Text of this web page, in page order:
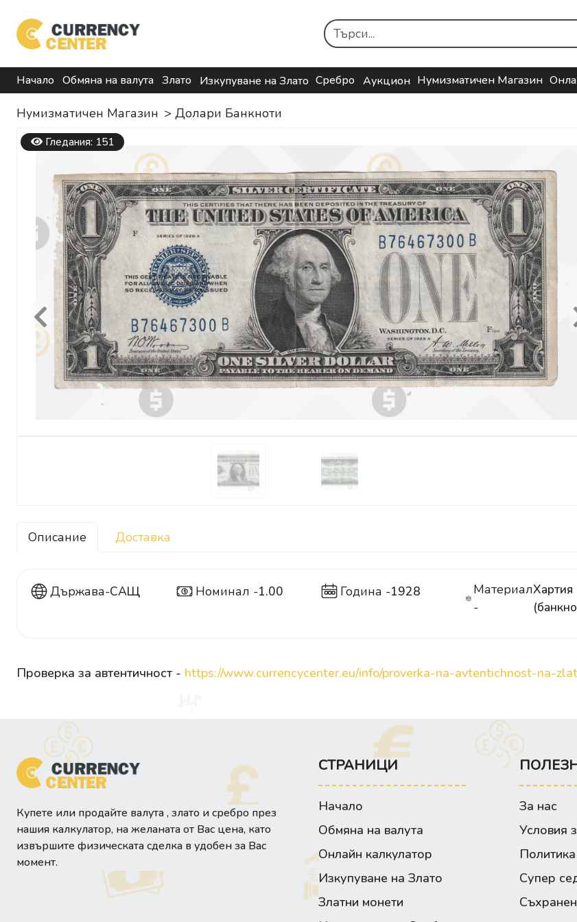
Начало Обмяна на валута Злато Изкупуване на Злато Сребро Аукцион Нумизматичен Магазин
Нумизматичен Магазин > Долари Банкноти
Гледания: 151
Previous
Описание Доставка
Държава-САЩ 1 Номинал -1.00 Година -1928
Материал
-
Хартия
Проверка за автентичност - https://www.currencycenter.eu/info/proverka-na-avtentichnost-na-
Купете или продайте валута , злато и сребро през
нашия калкулатор, на желаната от Вас цена, като
извършите физическата сделка в удобен за Вас
момент.
СТРАНИЦИ
Начало
Обмяна на валута
Онлайн калкулатор
Изкупуване на Злато
Златни монети
За нас
Условия
Супер